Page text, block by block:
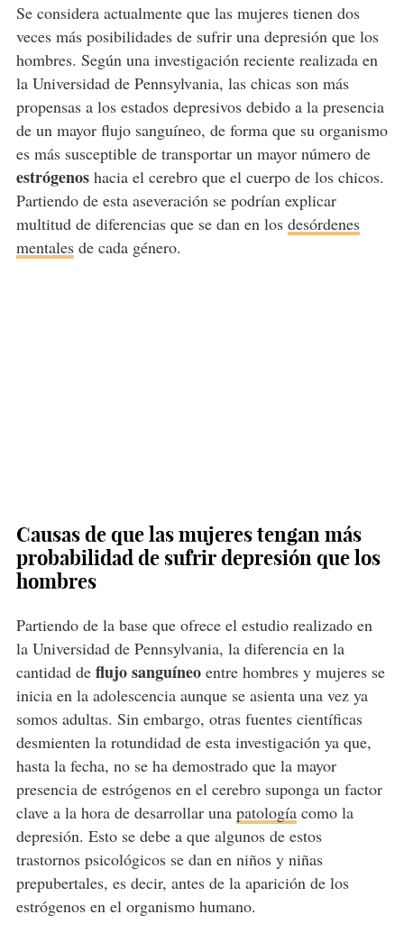
Se considera actualmente que las mujeres tienen dos
veces más posibilidades de sufrir una depresión que los
hombres. Según una investigación reciente realizada en
la Universidad de Pennsylvania, las chicas son más
propensas a los estados depresivos debido a la presencia
de un mayor flujo sanguíneo, de forma que su organismo
es más susceptible de transportar un mayor número de
estrógenoshacia el cerebro que el cuerpo de los chicos.
Partiendo de esta aseveración se podrían explicar
multitud de diferencias que se dan en los desórdenes
mentalesde cada género.
Causas de que las mujeres tengan más
probabilidad de sufrir depresión que los
hombres
Partiendo de la base que ofrece el estudio realizado en
la Universidad de Pennsylvania, la diferencia en la
cantidad deflujo sanguíneoentre hombres y mujeres se
inicia en la adolescencia aunque se asienta una vez ya
somos adultas. Sin embargo, otras fuentes científicas
desmienten la rotundidad de esta investigación ya que,
hasta la fecha, no se ha demostrado que la mayor
presencia de estrógenos en el cerebro suponga un factor
clave a la hora de desarrollar una patologíacomo la
depresión. Esto se debe a que algunos de estos
trastornos psicológicos se dan en niños y niñas
prepubertales, es decir, antes de la aparición de los
estrógenos en el organismo humano.